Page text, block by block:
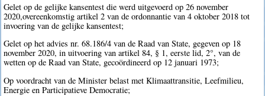
Gelet op de gelijke kansentest die werd uitgevoerd op 26 november
2020,overeenkomstig artikel 2 van de ordonnantie van 4 oktober 2018 tot
invoering van de gelijke kansentest;
Gelet op het advies nr. 68.186/4 van de Raad van State, gegeven op 18
november 2020, in uitvoering van artikel 84, § 1, eerste lid, 2°, van de
wetten op de Raad van State, gecoördineerd op 12 januari 1973;
Op voordracht van de Minister belast met Klimaattransitie, Leefmilieu,
Energie en Participatieve Democratie;